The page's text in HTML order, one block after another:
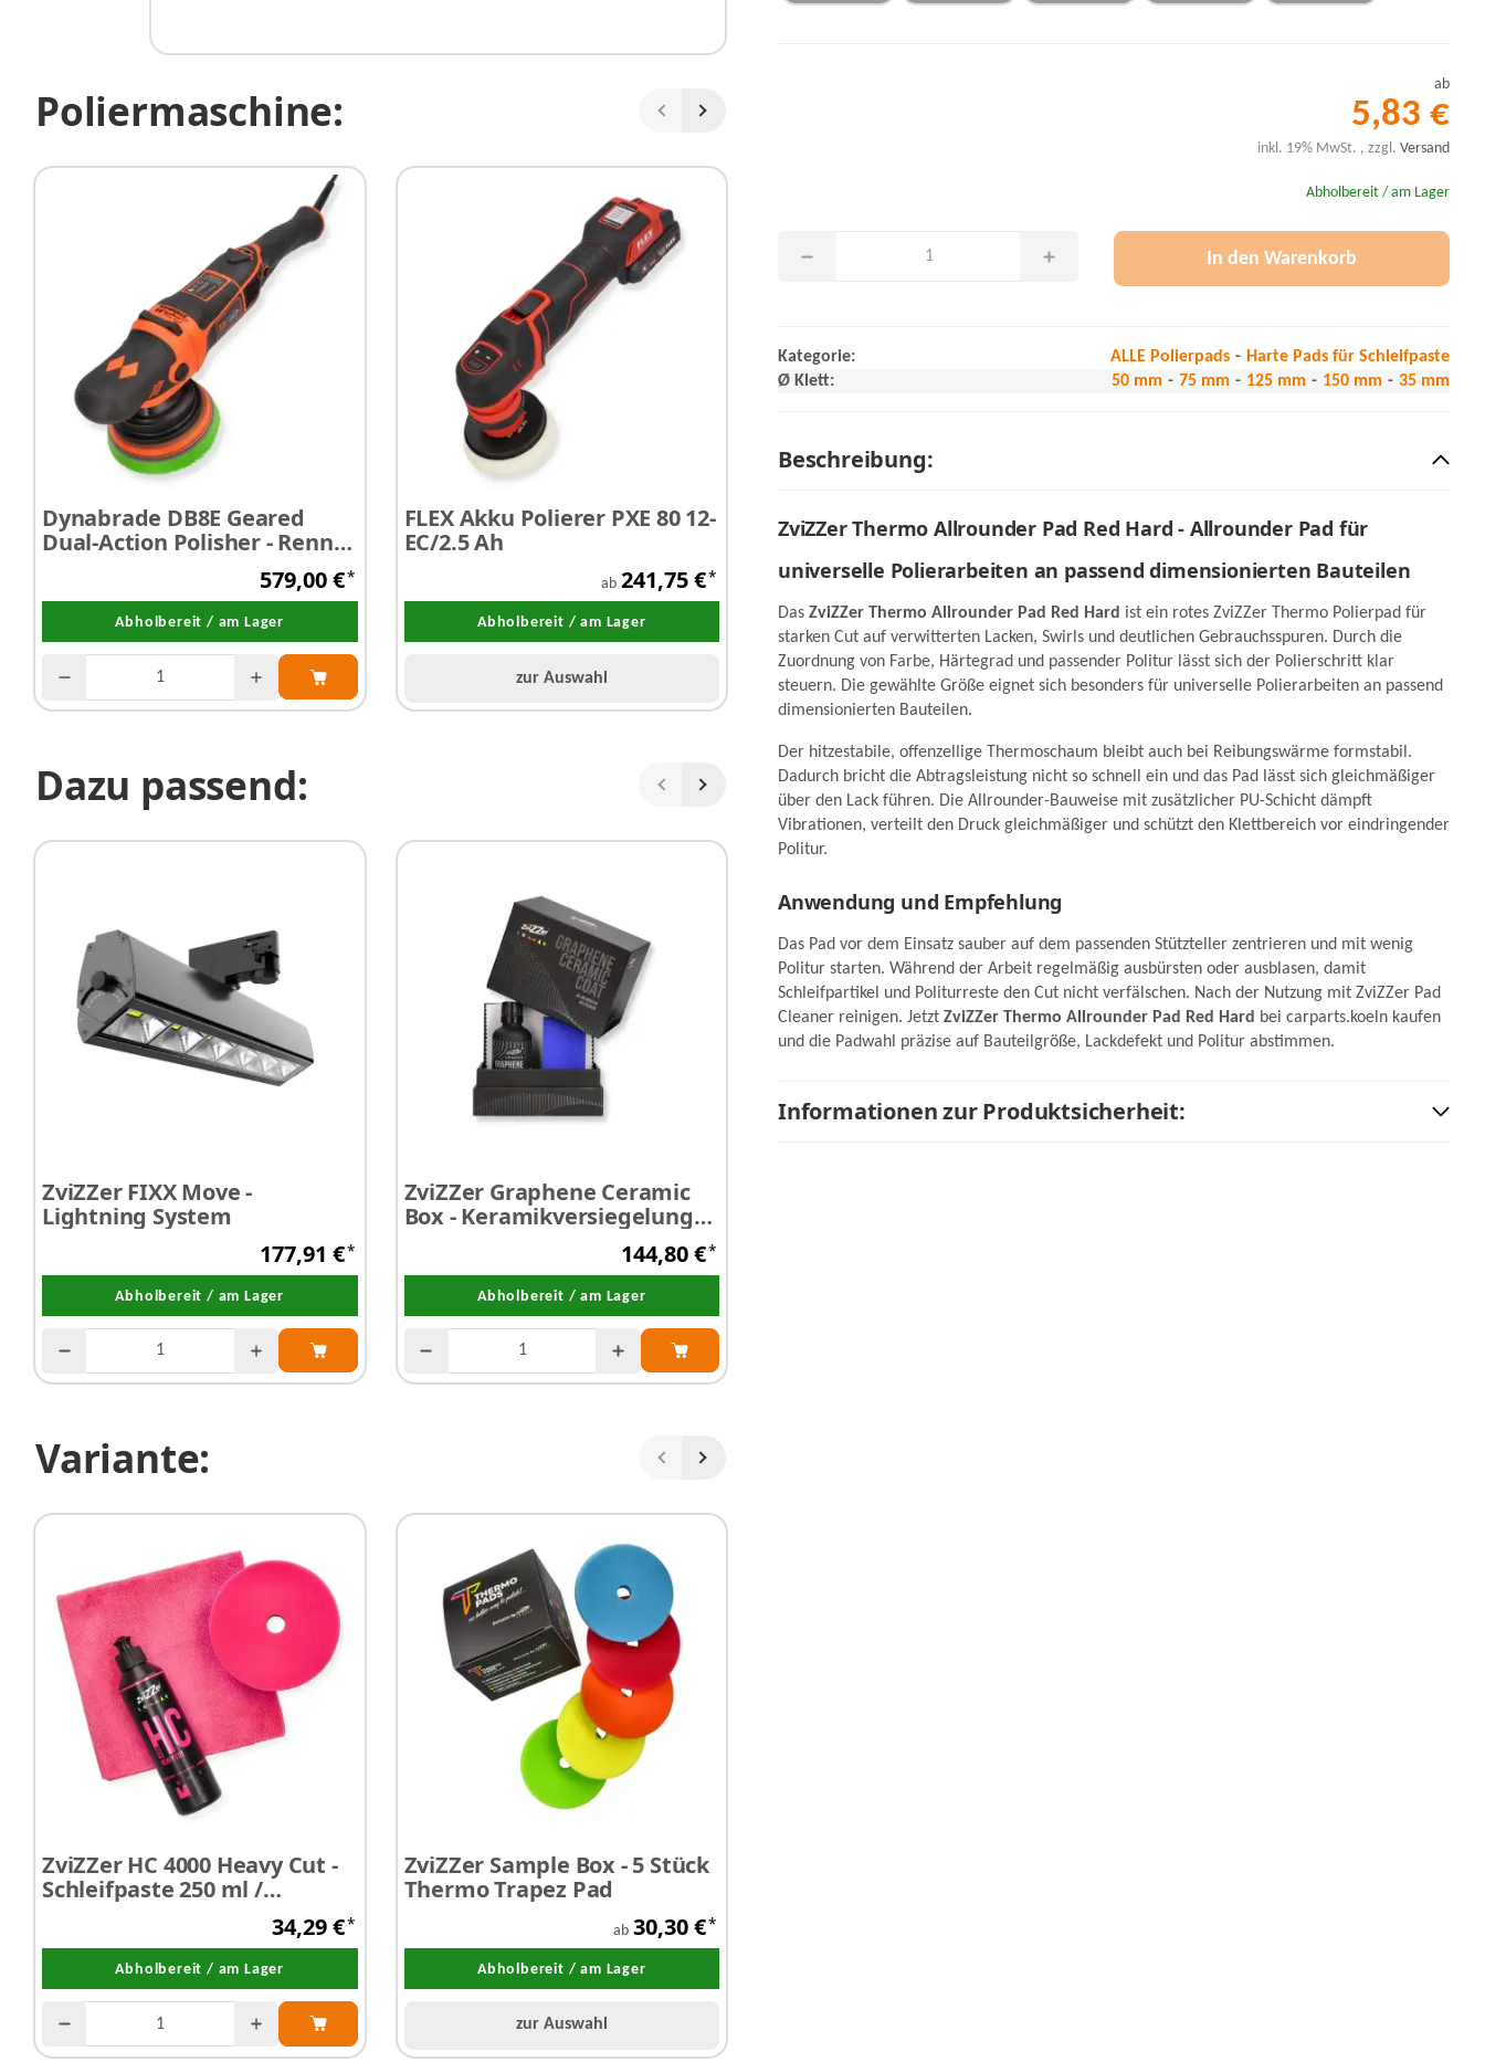
Poliermaschine:
Dynabrade DB8E Geared
Dual-Action Polisher - Renny
579,00 €*
Abholbereit / am Lager
FLEX Akku Polierer PXE 80 12-
EC/2.5 Ah
ab 241,75 €*
Abholbereit / am Lager
zur Auswahl
FLEX Exzenterpolierer
freilaufend XFE 2 15 14-EC
395,08 €*
Liquid Elements A1000 V4
Mini Akku Poliermaschine
189,00 €
Dazu passend:
ZviZZer FIXX Move -
Lightning System
177,91 €*
Abholbereit / am Lager
ZviZZer Graphene Ceramic
Box - Keramikversiegelung
144,80 €*
Abholbereit / am Lager
Variante:
ZviZZer HC 4000 Heavy Cut -
Schleifpaste 250 ml /
Thermopad Ø 140 mm/ Tuch
34,29 €*
Abholbereit / am Lager
ZviZZer Sample Box - 5 Stück
Thermo Trapez Pad
ab 30,30 €*
Abholbereit / am Lager
zur Auswahl
ab
5,83 €
inkl. 19% MwSt. , zzgl. Versand
Abholbereit / am Lager
In den Warenkorb
Kategorie: ALLE Polierpads
Harte Pads für Schleifpaste
Ø Klett:
50 mm 75 mm 125 mm 150 mm 35 mm
Beschreibung:
ZviZZer Thermo Allrounder Pad Red Hard - Allrounder Pad für
universelle Polierarbeiten an passend dimensionierten Bauteilen
Das ZviZZer Thermo Allrounder Pad Red Hard ist ein rotes ZviZZer Thermo Polierpad für
starken Cut auf verwitterten Lacken, Swirls und deutlichen Gebrauchsspuren. Durch die
Zuordnung von Farbe, Härtegrad und passender Politur lässt sich der Polierschritt klar
steuern. Die gewählte Größe eignet sich besonders für universelle Polierarbeiten an passend
dimensionierten Bauteilen.
Der hitzestabile, offenzellige Thermoschaum bleibt auch bei Reibungswärme formstabil.
Dadurch bricht die Abtragsleistung nicht so schnell ein und das Pad lässt sich gleichmäßiger
über den Lack führen. Die Allrounder-Bauweise mit zusätzlicher PU-Schicht dämpft
Vibrationen, verteilt den Druck gleichmäßiger und schützt den Klettbereich vor eindringender
Politur.
Anwendung und Empfehlung
Das Pad vor dem Einsatz sauber auf dem passenden Stützteller zentrieren und mit wenig
Politur starten. Während der Arbeit regelmäßig ausbürsten oder ausblasen, damit
Schleifpartikel und Politurreste den Cut nicht verfälschen. Nach der Nutzung mit ZviZZer Pad
Cleaner reinigen. Jetzt ZviZZer Thermo Allrounder Pad Red Hard bei carparts.koeln kaufen
und die Padwahl präzise auf Bauteilgröße, Lackdefekt und Politur abstimmen.
Informationen zur Produktsicherheit: